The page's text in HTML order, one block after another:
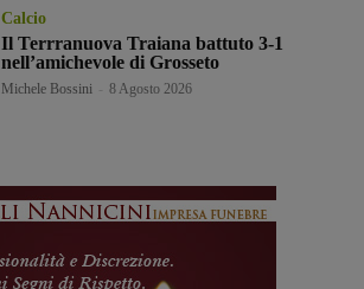
Calcio
Il Terrranuova Traiana battuto 3-1
nell’amichevole di Grosseto
Michele Bossini 8 Agosto 2026